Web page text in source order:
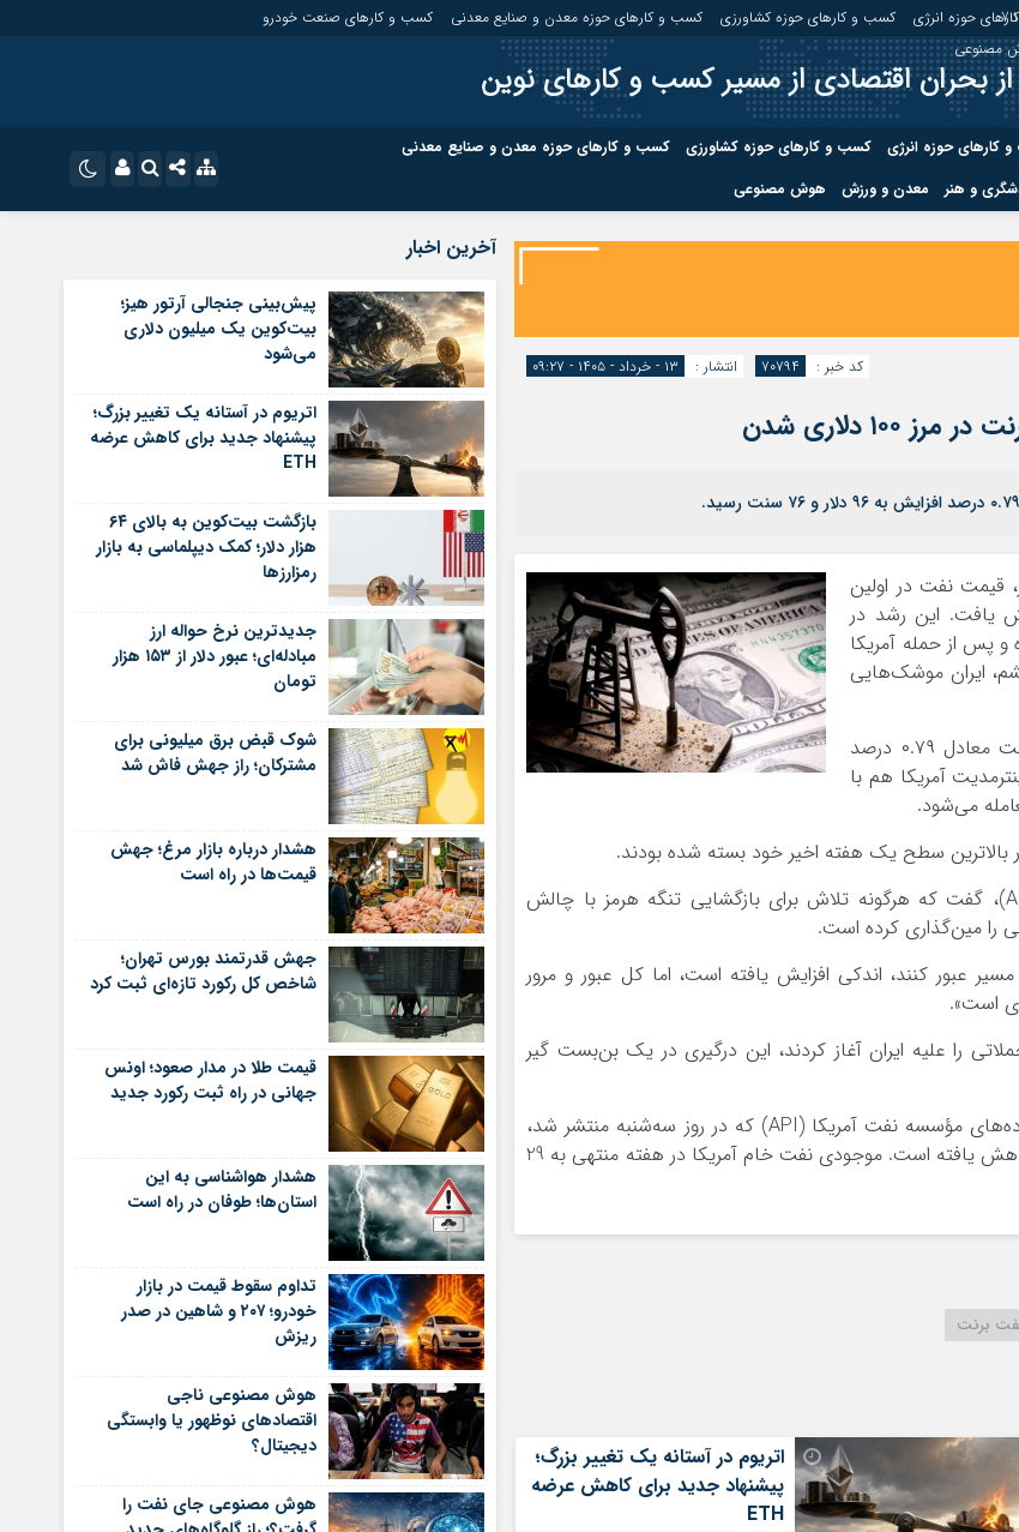
حوزه انرژی کسب و کارهای حوزه کشاورزی کسب و کارهای حوزه معدن و صنایع معدنی
کسب و کارهای صنعت خودرو
مصنوعی
از بحران اقتصادی از مسیر کسب و کارهای نوین
کارهای حوزه انرژی کسب و کارهای حوزه کشاورزی
کسب و کارهای حوزه معدن و صنایع معدنی
و هنر معدن و ورزش هوش مصنوعی
سروش
ایتا
آپارات
اپلیکیشن
رمز عبور
مرا به خاطر بسپار
درباره ما صفحه نخست
کسب و کارهای صنعت خودرو کسب و کارهای گردشگری و هنر
کسب و کارهای گردشگری و هنر معدن و ورزش انتشار : ۱۳ - خرداد - ۱۴۰۵ - ۰۹:۲۷ کد خبر : ۷۰۷۹۴
دلاری شدن
قیمت نفت در اولین
بیش از ۱ درصد افزایش یافت. این رشد در
پس از حمله آمریکا
ایران موشک‌هایی
قیمت هر بشکه نفت برنت دریای شمال امروز با ۷۶ سنت معادل ۰.۷۹ درصد
اینترمدیت آمریکا هم با
سطح یک هفته اخیر خود بسته شده بودند.
دنیل هاینز، استراتژیست ارشد کالا در بانک ای‌ان‌زد (ANZ)، گفت که هرگونه تلاش برای بازگشایی تنگه هرمز با چالش
را مین‌گذاری کرده است.
عبور کنند، اندکی افزایش یافته است، اما کل عبور و مرور
است».
را علیه ایران آغاز کردند، این درگیری در یک بن‌بست گیر
در سمت عرضه، بر اساس گفته منابع بازار با استناد به داده‌های مؤسسه نفت آمریکا (API) که در روز سه‌شنبه منتشر شد،
موجودی نفت خام این کشور برای هفتمین هفته متوالی کاهش یافته است. موجودی نفت خام آمریکا در هفته منتهی به 29
برنت
اتریوم در آستانه یک تغییر بزرگ؛
پیشنهاد جدید برای کاهش عرضه
ETH
آخرین اخبار
پیش‌بینی جنجالی آرتور هیز؛
بیت‌کوین یک میلیون دلاری
می‌شود
اتریوم در آستانه یک تغییر بزرگ؛
پیشنهاد جدید برای کاهش عرضه
ETH
بازگشت بیت‌کوین به بالای ۶۴
هزار دلار؛ کمک دیپلماسی به بازار
رمزارزها
جدیدترین نرخ حواله ارز
مبادله‌ای؛ عبور دلار از ۱۵۳ هزار
تومان
شوک قبض برق میلیونی برای
مشترکان؛ راز جهش فاش شد
هشدار درباره بازار مرغ؛ جهش
قیمت‌ها در راه است
جهش قدرتمند بورس تهران؛
شاخص کل رکورد تازه‌ای ثبت کرد
قیمت طلا در مدار صعود؛ اونس
جهانی در راه ثبت رکورد جدید
هشدار هواشناسی به این
استان‌ها؛ طوفان در راه است
تداوم سقوط قیمت در بازار
خودرو؛ ۲۰۷ و شاهین در صدر
ریزش
هوش مصنوعی ناجی
اقتصادهای نوظهور یا وابستگی
دیجیتال؟
هوش مصنوعی جای نفت را